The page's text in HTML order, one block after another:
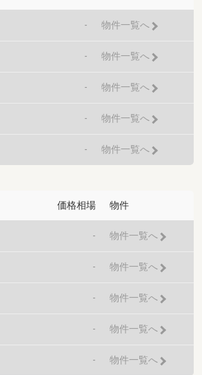
- 物件一覧へ
- 物件一覧へ
- 物件一覧へ
- 物件一覧へ
- 物件一覧へ
価格相場 物件
- 物件一覧へ
- 物件一覧へ
- 物件一覧へ
- 物件一覧へ
- 物件一覧へ